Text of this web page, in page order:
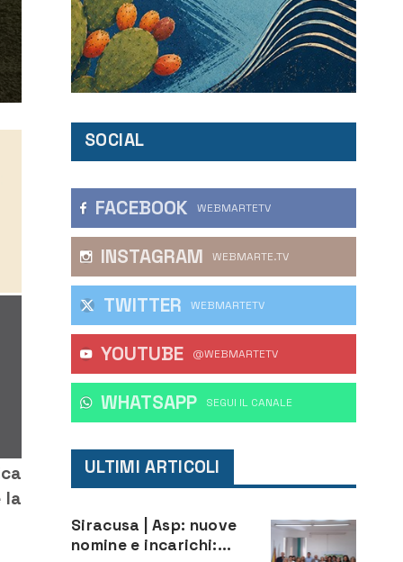
la
SOCIAL
FACEBOOK WEBMARTETV
INSTAGRAM WEBMARTE.TV
TWITTER WEBMARTETV
YOUTUBE @WEBMARTETV
WHATSAPP ‎SEGUI IL CANALE
ULTIMI ARTICOLI
Siracusa | Asp: nuove
nomine e incarichi: